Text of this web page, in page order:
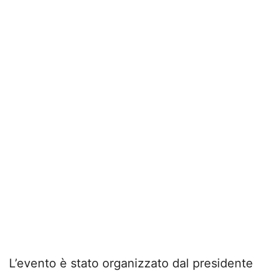
L’evento è stato organizzato dal presidente